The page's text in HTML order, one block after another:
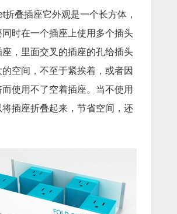
折叠插座它外观是一个长方体，
同时在一个插座上使用多个插头
座，里面交叉的插座的孔给插头
空间，不至于紧挨着，或者因
使用不了空着插座。当不使用
插座折叠起来，节省空间，还